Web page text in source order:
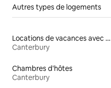
Autres types de logements
Locations de vacances avec piscine
Canterbury
Chambres d'hôtes
Canterbury